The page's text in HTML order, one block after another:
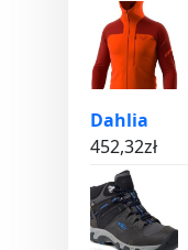
Dahlia
452,32zł